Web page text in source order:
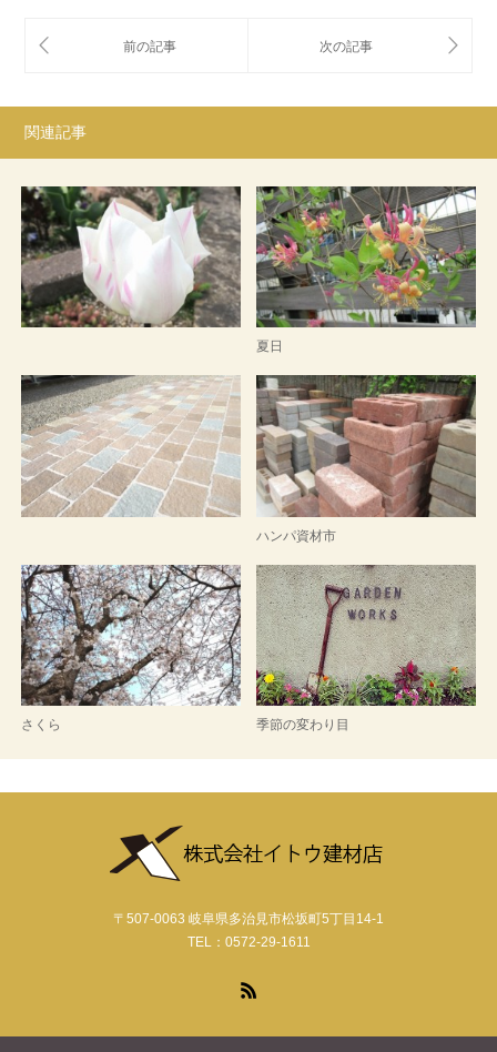
関連記事
夏日
ハンパ資材市
さくら 季節の変わり目
〒507-0063 岐阜県多治見市松坂町5丁目14-1
TEL：0572-29-1611